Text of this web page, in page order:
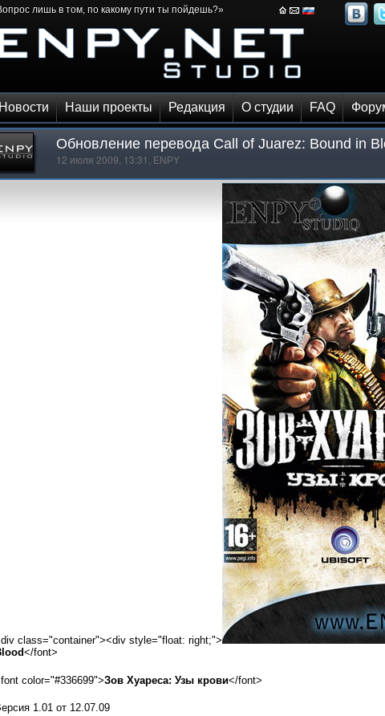
лишь в том, по какому пути ты пойдешь?»
Новости Наши проекты Редакция О студии FAQ
Обновление перевода Call of Juarez: Bound in
12 июля 2009, 13:31, ENPY
class="container"><div style="float: right;">
</font>
color="#336699">Зов Хуареса: Узы крови</font>
1.01 от 12.07.09